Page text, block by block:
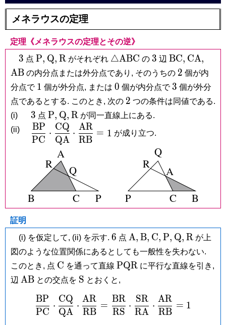
メネラウスの定理
定理《メネラウスの定理とその逆》
3
3 点 \mathrm
P,
P, \mathrm
Q,
Q, \mathrm
R
R がそれぞれ \triangle\mathrm{ABC}
△ABC の 3
3 辺 BC, CA,
AB の内分点または外分点であり, そのうちの 2
2 個が内
分点で 1
1 個が外分点, または 0
0 個が内分点で3
3 個が外分
点であるとする. このとき, 次の 2
2 つの条件は同値である.
(i)
3
3 点 \mathrm
P,
P, \mathrm
Q,
Q, \mathrm
R が同一直線上にある.
(ii)
\dfrac{\mathrm{BP}}
{\mathrm{PC}}\cdot\dfrac{\mathrm{CQ}}
{\mathrm{RB}} = 1
PC
BP
⋅
QA
CQ
⋅
RB
AR
= 1 が成り立つ.
証明
(i) を仮定して, (ii) を示す. 6
6 点 \mathrm
A,
A, \mathrm
B,
B, \mathrm
C,
C, \mathrm
P,
P, \mathrm
Q,
Q, \mathrm
R
R が上
図のような位置関係にあるとしても一般性を失わない.
このとき, 点 \mathrm
C
C を通って直線 \mathrm{PQR}
PQR に平行な直線を引き,
辺 \mathrm{AB}
AB との交点を \mathrm
S とおくと,
PC
BP
⋅
QA
CQ
⋅
RB
AR
=
RS
BR
⋅
RA
SR
⋅
RB
AR
= 1